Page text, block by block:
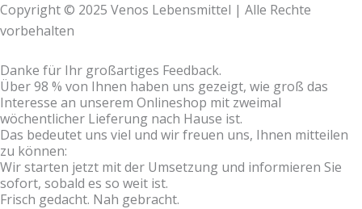
Copyright © 2025 Venos Lebensmittel | Alle Rechte
vorbehalten
Danke für Ihr großartiges Feedback.
Über 98 % von Ihnen haben uns gezeigt, wie groß das
Interesse an unserem Onlineshop mit zweimal
wöchentlicher Lieferung nach Hause ist.
Das bedeutet uns viel und wir freuen uns, Ihnen mitteilen
zu können:
Wir starten jetzt mit der Umsetzung und informieren Sie
sofort, sobald es so weit ist.
Frisch gedacht. Nah gebracht.